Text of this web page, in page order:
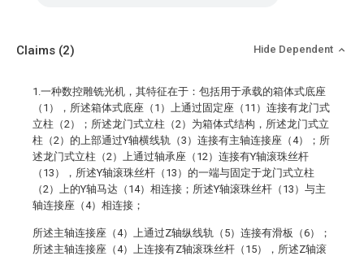
Claims (2) Hide Dependent
1.一种数控雕铣光机，其特征在于：包括用于承载的箱体式底座
（1），所述箱体式底座（1）上通过固定座（11）连接有龙门式
立柱（2）；所述龙门式立柱（2）为箱体式结构，所述龙门式立
柱（2）的上部通过Y轴横线轨（3）连接有主轴连接座（4）；所
述龙门式立柱（2）上通过轴承座（12）连接有Y轴滚珠丝杆
（13），所述Y轴滚珠丝杆（13）的一端与固定于龙门式立柱
（2）上的Y轴马达（14）相连接；所述Y轴滚珠丝杆（13）与主
轴连接座（4）相连接；
所述主轴连接座（4）上通过Z轴纵线轨（5）连接有滑板（6）；
所述主轴连接座（4）上连接有Z轴滚珠丝杆（15），所述Z轴滚